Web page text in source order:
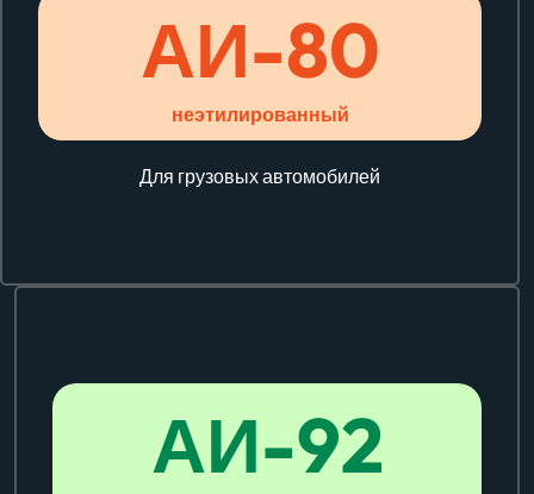
АИ-80
неэтилированный
Для грузовых автомобилей
АИ-92